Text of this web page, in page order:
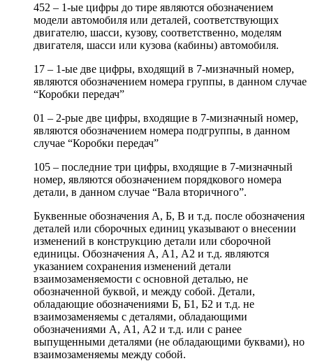
452 – 1-ые цифры до тире являются обозначением
модели автомобиля или деталей, соответствующих
двигателю, шасси, кузову, соответственно, моделям
двигателя, шасси или кузова (кабины) автомобиля.
17 – 1-ые две цифры, входящий в 7-мизначный номер,
являются обозначением номера группы, в данном случае
“Коробки передач”
01 – 2-рые две цифры, входящие в 7-мизначный номер,
являются обозначением номера подгруппы, в данном
случае “Коробки передач”
105 – последние три цифры, входящие в 7-мизначный
номер, являются обозначением порядкового номера
детали, в данном случае “Вала вторичного”.
Буквенные обозначения А, Б, В и т.д. после обозначения
деталей или сборочных единиц указывают о внесении
изменений в конструкцию детали или сборочной
единицы. Обозначения А, А1, А2 и т.д. являются
указанием сохранения изменений детали
взаимозаменяемости с основной деталью, не
обозначенной буквой, и между собой. Детали,
обладающие обозначениями Б, Б1, Б2 и т.д. не
взаимозаменяемы с деталями, обладающими
обозначениями А, А1, А2 и т.д. или с ранее
выпущенными деталями (не обладающими буквами), но
взаимозаменяемы между собой.